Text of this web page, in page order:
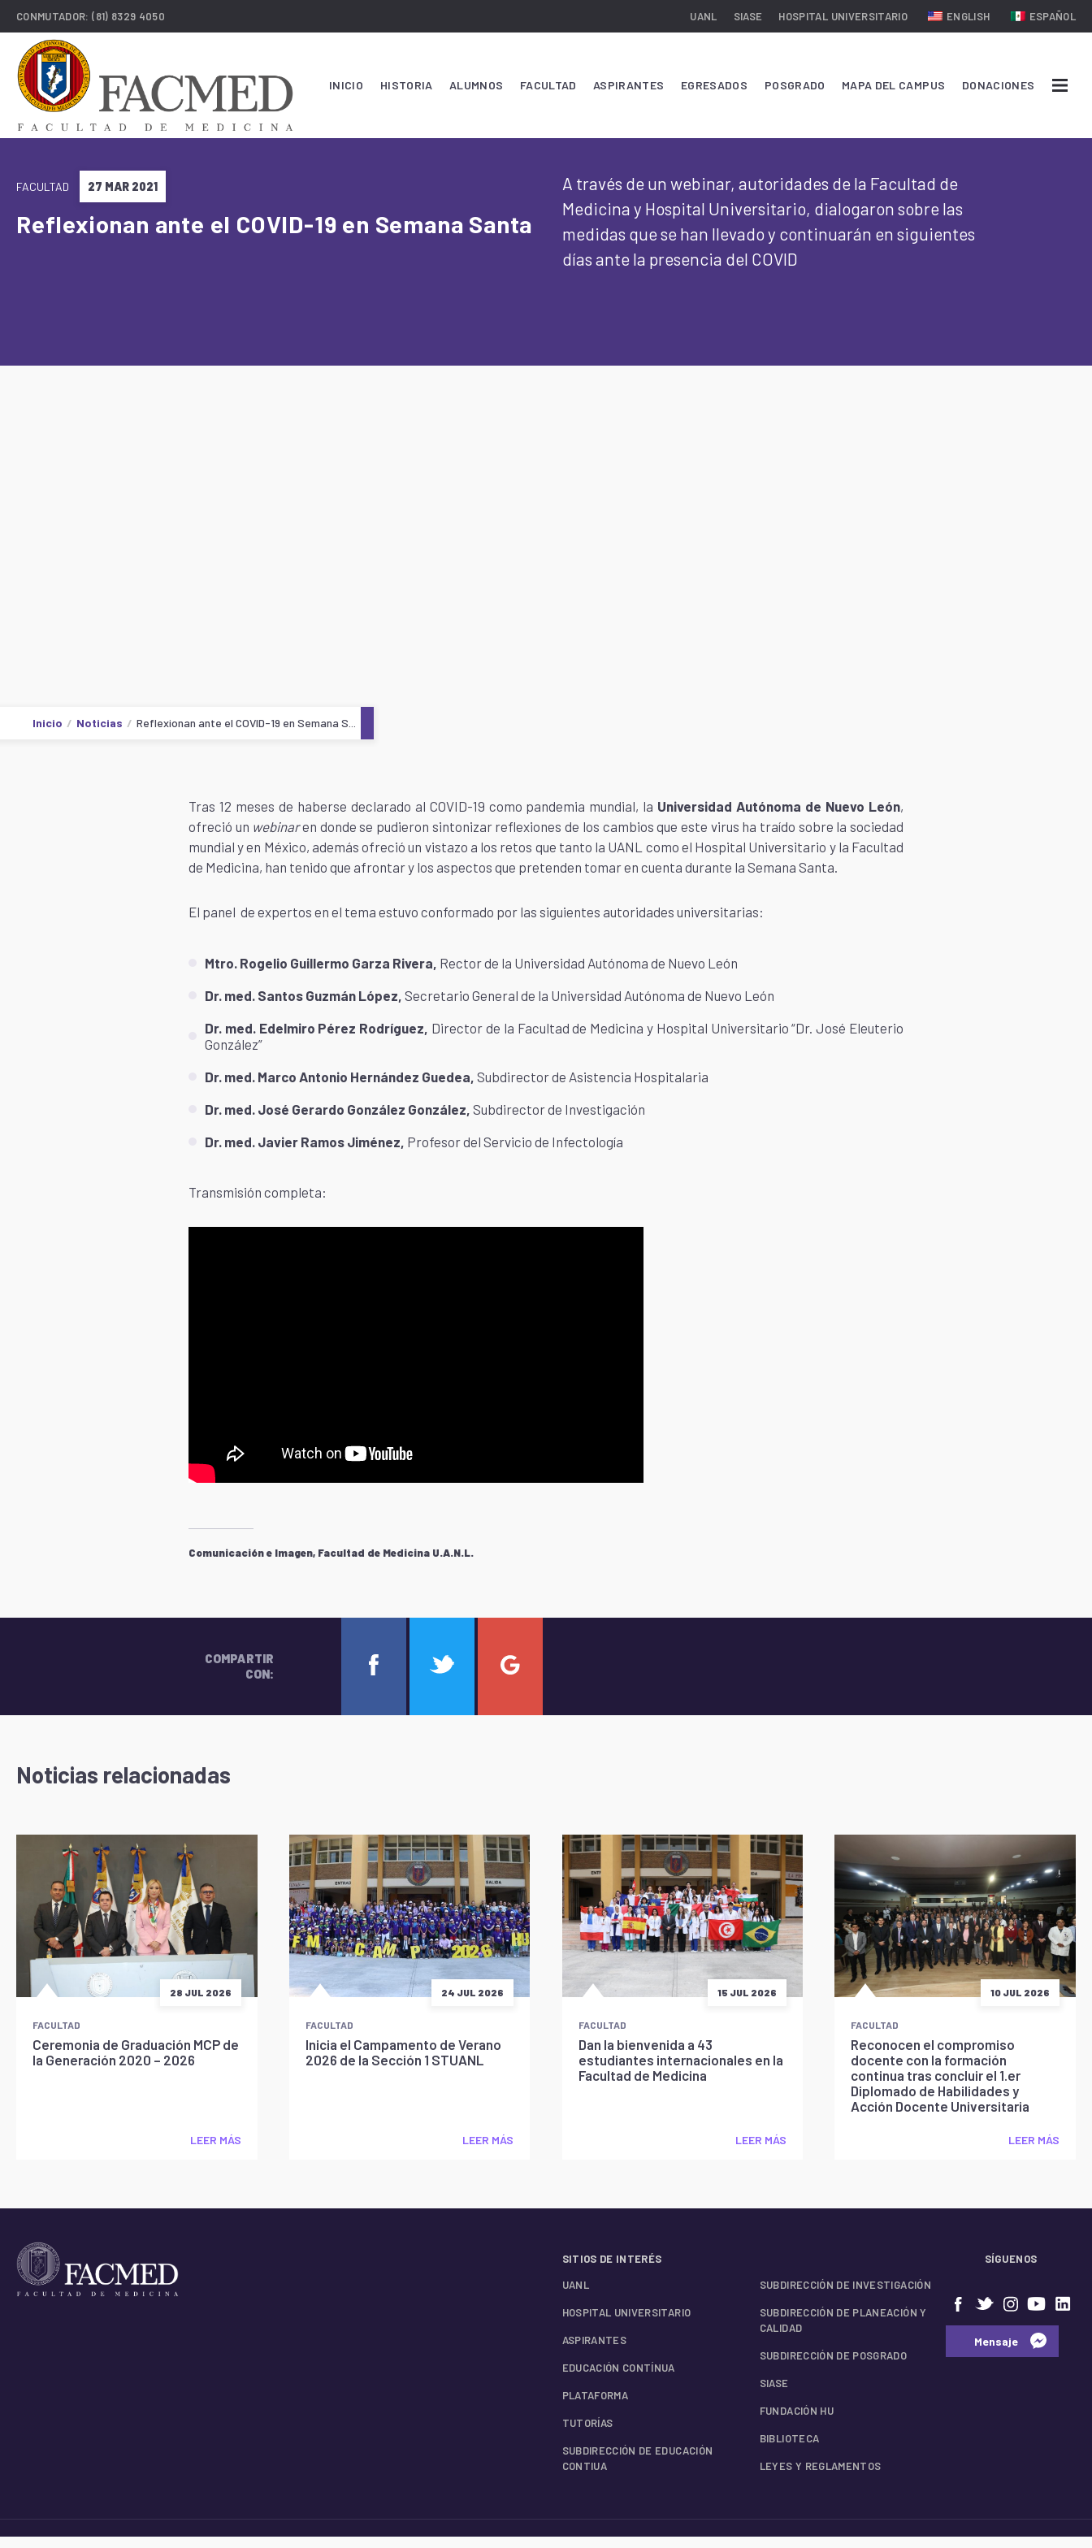
CONMUTADOR:(81) 8329 4050 UANL SIASE HOSPITAL UNIVERSITARIO ENGLISH ESPAÑOL
INICIO HISTORIA ALUMNOS FACULTAD ASPIRANTES EGRESADOS POSGRADO MAPA DEL CAMPUS DONACIONES
FACULTAD 27 MAR 2021
Reflexionan ante el COVID-19 en Semana Santa
A través de un webinar, autoridades de la Facultad de
Medicina y Hospital Universitario, dialogaron sobre las
medidas que se han llevado y continuarán en siguientes
días ante la presencia del COVID
Inicio Noticias Reflexionan ante el COVID-19 en Semana S...
Tras 12 meses de haberse declarado al COVID-19 como pandemia mundial, la Universidad Autónoma de Nuevo León,
ofreció un webinaren donde se pudieron sintonizar reflexiones de los cambios que este virus ha traído sobre la sociedad
mundial y en México, además ofreció un vistazo a los retos que tanto la UANL como el Hospital Universitario y la Facultad
de Medicina, han tenido que afrontar y los aspectos que pretenden tomar en cuenta durante la Semana Santa.
El panel de expertos en el tema estuvo conformado por las siguientes autoridades universitarias:
Mtro. Rogelio Guillermo Garza Rivera, Rector de la Universidad Autónoma de Nuevo León
Dr. med. Santos Guzmán López, Secretario General de la Universidad Autónoma de Nuevo León
Dr. med. Edelmiro Pérez Rodríguez, Director de la Facultad de Medicina y Hospital Universitario “Dr. José Eleuterio
González”
Dr. med. Marco Antonio Hernández Guedea, Subdirector de Asistencia Hospitalaria
Dr. med. José Gerardo González González, Subdirector de Investigación
Dr. med. Javier Ramos Jiménez, Profesor del Servicio de Infectología
Transmisión completa:
Comunicación e Imagen, Facultad de Medicina U.A.N.L.
COMPARTIR
CON:
Noticias relacionadas
28 JUL 2026
FACULTAD
Ceremonia de Graduación MCP de
la Generación 2020 – 2026
LEER MÁS
24 JUL 2026
FACULTAD
Inicia el Campamento de Verano
2026 de la Sección 1 STUANL
LEER MÁS
15 JUL 2026
FACULTAD
Dan la bienvenida a 43
estudiantes internacionales en la
Facultad de Medicina
LEER MÁS
10 JUL 2026
FACULTAD
Reconocen el compromiso
docente con la formación
continua tras concluir el 1.er
Diplomado de Habilidades y
Acción Docente Universitaria
LEER MÁS
SITIOS DE INTERÉS
UANL
HOSPITAL UNIVERSITARIO
ASPIRANTES
EDUCACIÓN CONTÍNUA
PLATAFORMA
TUTORÍAS
SUBDIRECCIÓN DE EDUCACIÓN
CONTIUA
SUBDIRECCIÓN DE INVESTIGACIÓN
SUBDIRECCIÓN DE PLANEACIÓN Y
CALIDAD
SUBDIRECCIÓN DE POSGRADO
SIASE
FUNDACIÓN HU
BIBLIOTECA
LEYES Y REGLAMENTOS
SÍGUENOS
⠀⠀Mensaje⠀